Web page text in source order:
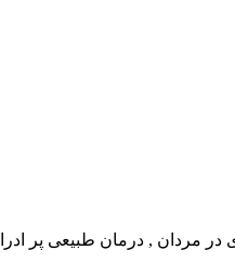
در مردان , درمان طبیعی پر